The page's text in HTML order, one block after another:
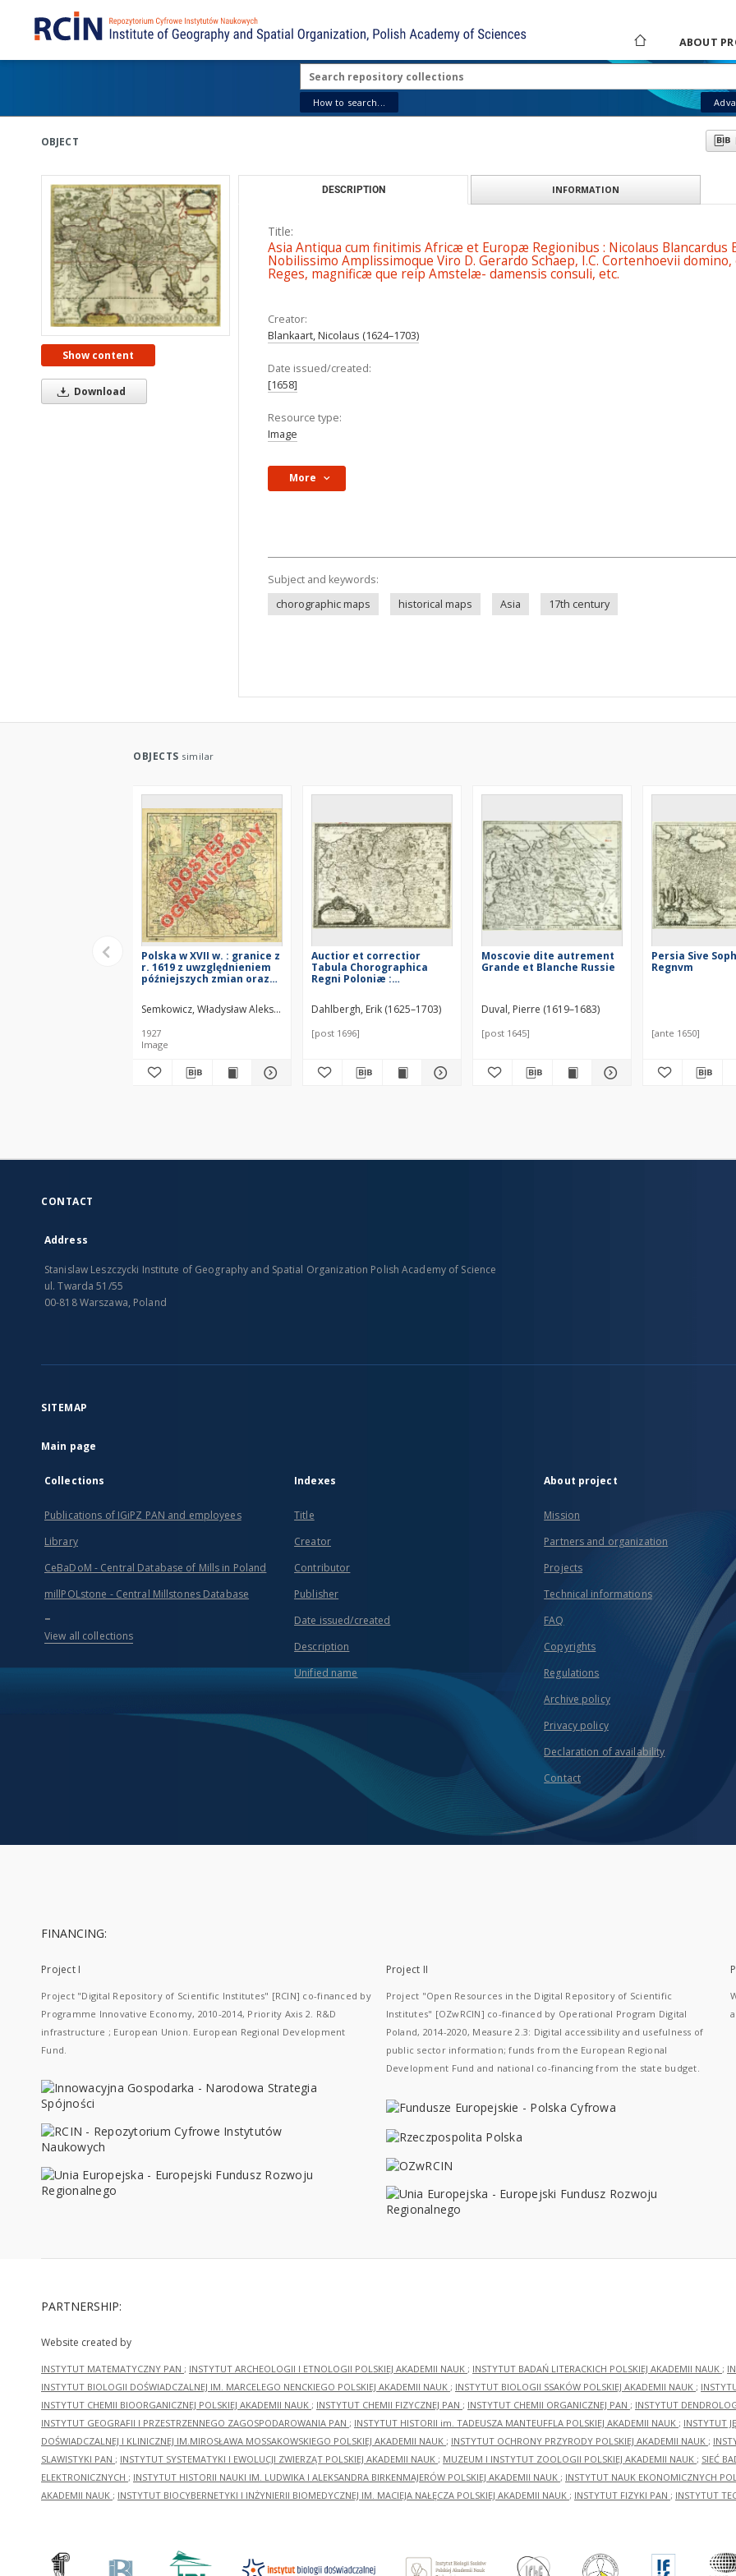
ABOUT
How to search...
OBJECT
Show content
Download
DESCRIPTION INFORMATION
Title:
Asia Antiqua cum finitimis Africæ et Europæ Regionibus : Nicolaus
Nobilissimo Amplissimoque Viro D. Gerardo Schaep, I.C. Cortenhoevii
Reges, magnificæ que reip Amstelæ- damensis consuli, etc.
Creator:
Blankaart, Nicolaus (1624–1703)
Date issued/created:
[1658]
Resource type:
Image
More
Subject and keywords:
chorographic maps
historical maps Asia 17th century
OBJECTS similar
Polska w XVII w. : granice z
r. 1619 z uwzględnieniem
późniejszych zmian oraz
końca XVII w. : podziałka
1:6 000 000
Semkowicz, Władysław Aleksander (1878–1949)
1927
Image
Auctior et correctior
Tabula Chorographica
Regni Poloniæ :
ubi itinera, quæ Seren. Rex
Sueciæ Carolus Gustavus
ab initio usque ad finem
Dahlbergh, Erik (1625–1703)
[post 1696]
Moscovie dite autrement
Grande et Blanche Russie
Duval, Pierre (1619–1683)
[post 1645]
Persia Sive
Regnvm
[ante 1650]
CONTACT
Address
Stanislaw Leszczycki Institute of Geography and Spatial Organization Polish Academy of Science
ul. Twarda 51/55
00-818 Warszawa, Poland
SITEMAP
Main page
Collections
Publications of IGiPZ PAN and employees
Library
CeBaDoM - Central Database of Mills in Poland
millPOLstone - Central Millstones Database
...
View all collections
Indexes
Title
Creator
Contributor
Publisher
Date issued/created
Description
Unified name
About project
Mission
Partners and organization
Projects
Technical informations
FAQ
Copyrights
Regulations
Archive policy
Privacy policy
Declaration of availability
Contact
FINANCING:
Project I
Project "Digital Repository of Scientific Institutes" [RCIN] co-financed by
Programme Innovative Economy, 2010-2014, Priority Axis 2. R&D
infrastructure ; European Union. European Regional Development
Fund.
Project II
Project "Open Resources in the Digital Repository of Scientific
Institutes" [OZwRCIN] co-financed by Operational Program Digital
Poland, 2014-2020, Measure 2.3: Digital accessibility and usefulness of
public sector information; funds from the European Regional
Development Fund and national co-financing from the state budget.
PARTNERSHIP:
Website created by
INSTYTUT MATEMATYCZNY PAN ; INSTYTUT ARCHEOLOGII I ETNOLOGII POLSKIEJ AKADEMII NAUK ; INSTYTUT BADAŃ LITERACKICH POLSKIEJ AKADEMII NAUK ;
INSTYTUT BIOLOGII DOŚWIADCZALNEJ IM. MARCELEGO NENCKIEGO POLSKIEJ AKADEMII NAUK ; INSTYTUT BIOLOGII SSAKÓW POLSKIEJ AKADEMII NAUK ;
INSTYTUT CHEMII BIOORGANICZNEJ POLSKIEJ AKADEMII NAUK ; INSTYTUT CHEMII FIZYCZNEJ PAN ; INSTYTUT CHEMII ORGANICZNEJ PAN ; INSTYTUT
INSTYTUT GEOGRAFII I PRZESTRZENNEGO ZAGOSPODAROWANIA PAN ; INSTYTUT HISTORII im. TADEUSZA MANTEUFFLA POLSKIEJ AKADEMII NAUK ; INSTYTUT
DOŚWIADCZALNEJ I KLINICZNEJ IM.MIROSŁAWA MOSSAKOWSKIEGO POLSKIEJ AKADEMII NAUK ; INSTYTUT OCHRONY PRZYRODY POLSKIEJ AKADEMII NAUK ;
SLAWISTYKI PAN ; INSTYTUT SYSTEMATYKI I EWOLUCJI ZWIERZĄT POLSKIEJ AKADEMII NAUK ; MUZEUM I INSTYTUT ZOOLOGII POLSKIEJ AKADEMII NAUK ; SIEĆ
ELEKTRONICZNYCH ; INSTYTUT HISTORII NAUKI IM. LUDWIKA I ALEKSANDRA BIRKENMAJERÓW POLSKIEJ AKADEMII NAUK ; INSTYTUT NAUK EKONOMICZNYCH
AKADEMII NAUK ; INSTYTUT BIOCYBERNETYKI I INŻYNIERII BIOMEDYCZNEJ IM. MACIEJA NAŁĘCZA POLSKIEJ AKADEMII NAUK ; INSTYTUT FIZYKI PAN ; INSTYTUT